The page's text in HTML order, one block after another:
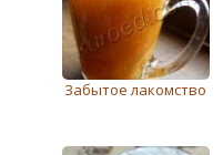
Забытое лакомство